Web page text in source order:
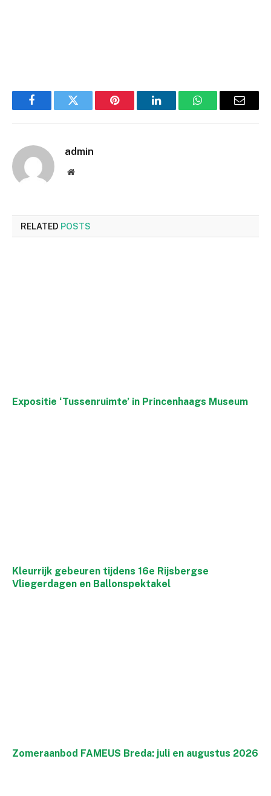
FacebookTwitter Pinterest LinkedInWhatsAppEmail
admin
Website
RELATED POSTS
Expositie ‘Tussenruimte’ in Princenhaags Museum
Kleurrijk gebeuren tijdens 16e Rijsbergse
Vliegerdagen en Ballonspektakel
Zomeraanbod FAMEUS Breda: juli en augustus 2026